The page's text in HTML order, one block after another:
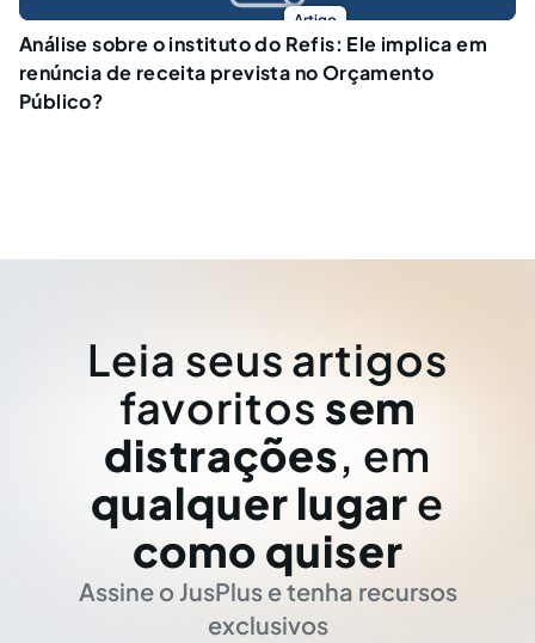
Artigo
Análise sobre o instituto do Refis: Ele implica em
renúncia de receita prevista no Orçamento
Público?
Leia seus artigos
favoritos sem
distrações, em
qualquer lugar e
como quiser
Assine o JusPlus e tenha recursos
exclusivos